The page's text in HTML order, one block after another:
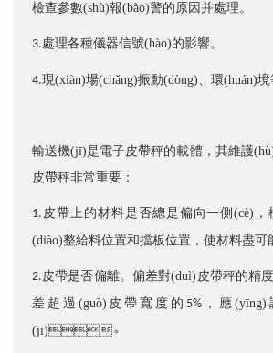
檢查參數(shù)報(bào)警的原因并處理。
3.處理各種儀器信號(hào)的影響。
4.現(xiàn)場(chǎng)振動(dòng)、環(huán)境等
輸送機(jī)是電子皮帶秤的載體，其維護
皮帶秤非常重要：
1. 皮帶上的材料是否總是偏向一側(cè)
(diào)整給料位置和擋板位置，使材料盡可
2.皮帶是否偏離。偏差對(duì)皮帶秤的精
差超過(guò)皮帶寬度的 5%，應
(jī)。